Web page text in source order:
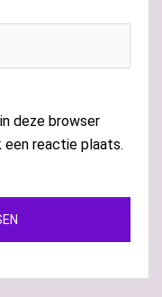
deze browser
een reactie plaats.